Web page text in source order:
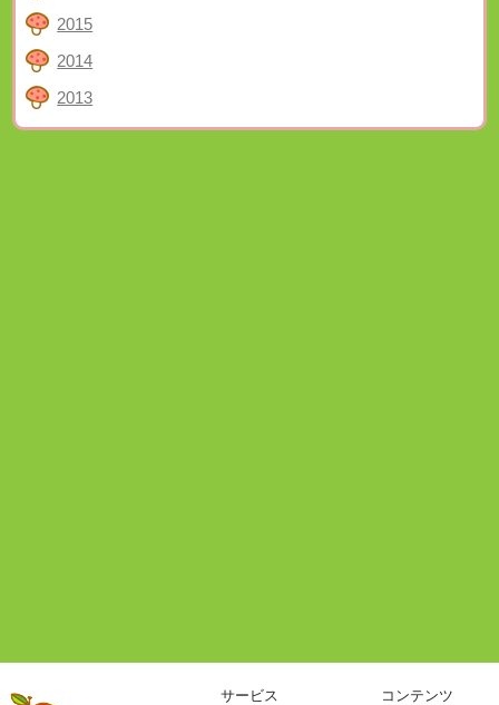
2015
2014
2013
サービス コンテンツ